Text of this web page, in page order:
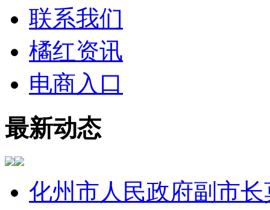
联系我们
橘红资讯
电商入口
最新动态
化州市人民政府副市